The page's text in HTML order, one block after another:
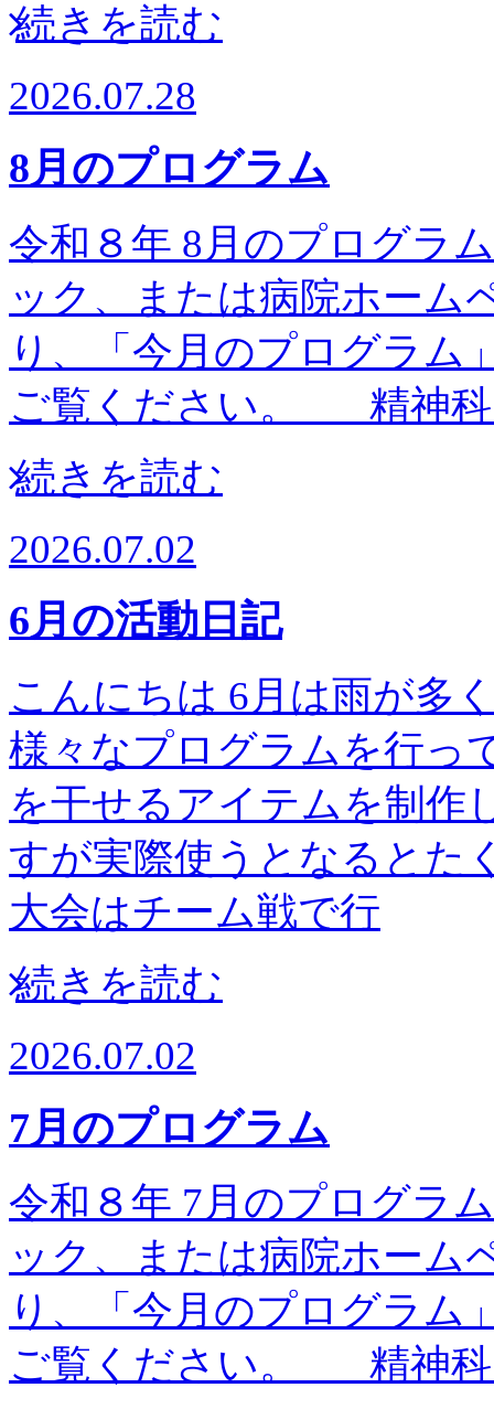
続きを読む
2026.07.28
8月のプログラム
令和８年 8月のプログラ
ック、または病院ホーム
り、「今月のプログラム
ご覧ください。 精神科
続きを読む
2026.07.02
6月の活動日記
こんにちは 6月は雨が多
様々なプログラムを行っ
を干せるアイテムを制作
すが実際使うとなるとた
大会はチーム戦で行
続きを読む
2026.07.02
7月のプログラム
令和８年 7月のプログラ
ック、または病院ホーム
り、「今月のプログラム
ご覧ください。 精神科